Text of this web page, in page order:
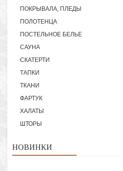
ПОКРЫВАЛА, ПЛЕДЫ
ПОЛОТЕНЦА
ПОСТЕЛЬНОЕ БЕЛЬЕ
САУНА
СКАТЕРТИ
ТАПКИ
ТКАНИ
ФАРТУК
ХАЛАТЫ
ШТОРЫ
НОВИНКИ